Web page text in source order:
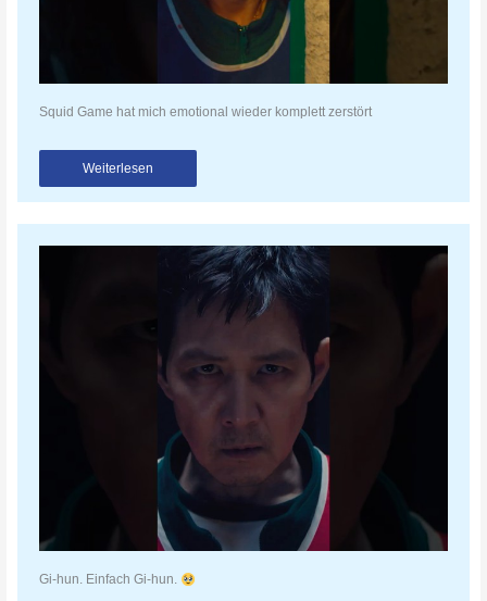
Squid Game hat mich emotional wieder komplett zerstört
Weiterlesen
Gi-hun. Einfach Gi-hun.